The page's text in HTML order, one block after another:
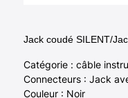
Jack coudé SILENT/
Catégorie : câble
Connecteurs : Jack
Couleur : Noir